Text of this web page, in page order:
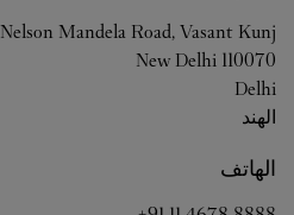
Nelson Mandela Road, Vasant Kunj
New Delhi 110070
Delhi
الهند
الهاتف